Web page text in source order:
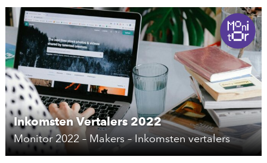
Inkomsten Vertalers 2022
Monitor 2022 – Makers – Inkomsten vertalers